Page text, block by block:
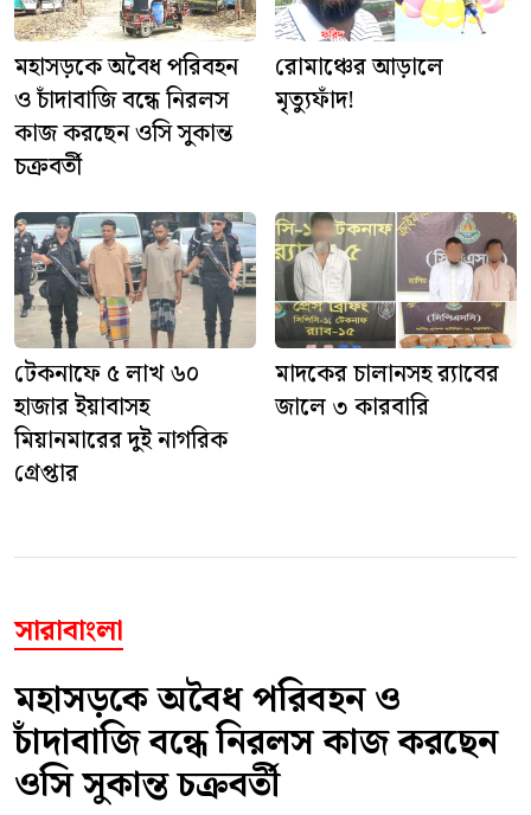
মহাসড়কে অবৈধ পরিবহন
ও চাঁদাবাজি বন্ধে নিরলস
কাজ করছেন ওসি সুকান্ত
চক্রবর্তী
রোমাঞ্চের আড়ালে
মৃত্যুফাঁদ!
টেকনাফে ৫ লাখ ৬০
হাজার ইয়াবাসহ
মিয়ানমারের দুই নাগরিক
গ্রেপ্তার
মাদকের চালানসহ র‍্যাবের
জালে ৩ কারবারি
সারাবাংলা
মহাসড়কে অবৈধ পরিবহন ও
চাঁদাবাজি বন্ধে নিরলস কাজ করছেন
ওসি সুকান্ত চক্রবর্তী